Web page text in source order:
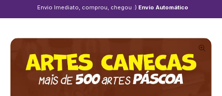
Envio Imediato, comprou, chegou :) Envio Automático